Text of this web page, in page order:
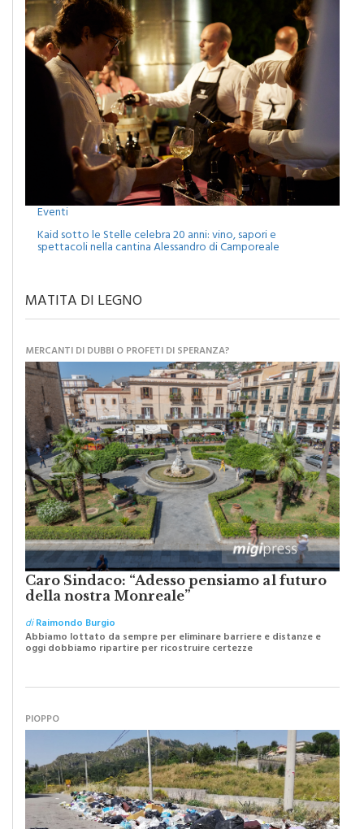
Eventi
Kaid sotto le Stelle celebra 20 anni: vino, sapori e
spettacoli nella cantina Alessandro di Camporeale
MATITA DI LEGNO
MERCANTI DI DUBBI O PROFETI DI SPERANZA?
Caro Sindaco: “Adesso pensiamo al futuro
della nostra Monreale”
diRaimondo Burgio
Abbiamo lottato da sempre per eliminare barriere e distanze e
oggi dobbiamo ripartire per ricostruire certezze
PIOPPO